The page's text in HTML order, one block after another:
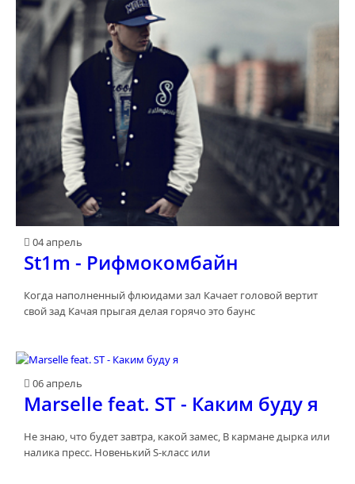
04 апрель
St1m - Рифмокомбайн
Когда наполненный флюидами зал Качает головой вертит
свой зад Качая прыгая делая горячо это баунс
06 апрель
Marselle feat. ST - Каким буду я
Не знаю, что будет завтра, какой замес, В кармане дырка или
налика пресс. Новенький S-класс или